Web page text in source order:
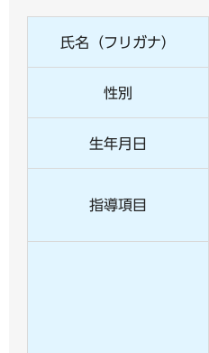
氏名（フリガナ）
性別
生年月日
指導項目